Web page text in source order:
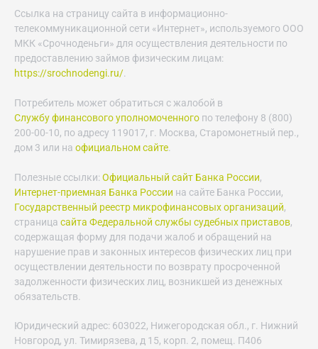
Ссылка на страницу сайта в информационно-
телекоммуникационной сети «Интернет», используемого ООО
МКК «Срочноденьги» для осуществления деятельности по
предоставлению займов физическим лицам:
https://srochnodengi.ru/
Потребитель может обратиться с жалобой в
Службу финансового уполномоченного по телефону 8 (800)
200-00-10, по адресу 119017, г. Москва, Старомонетный пер.,
дом 3 или на официальном сайте
Полезные ссылки: Официальный сайт Банка России,
Интернет-приемная Банка России на сайте Банка России,
Государственный реестр микрофинансовых организаций,
страница сайта Федеральной службы судебных приставов,
содержащая форму для подачи жалоб и обращений на
нарушение прав и законных интересов физических лиц при
осуществлении деятельности по возврату просроченной
задолженности физических лиц, возникшей из денежных
обязательств.
Юридический адрес: 603022, Нижегородская обл., г. Нижний
Новгород, ул. Тимирязева, д 15, корп. 2, помещ. П406